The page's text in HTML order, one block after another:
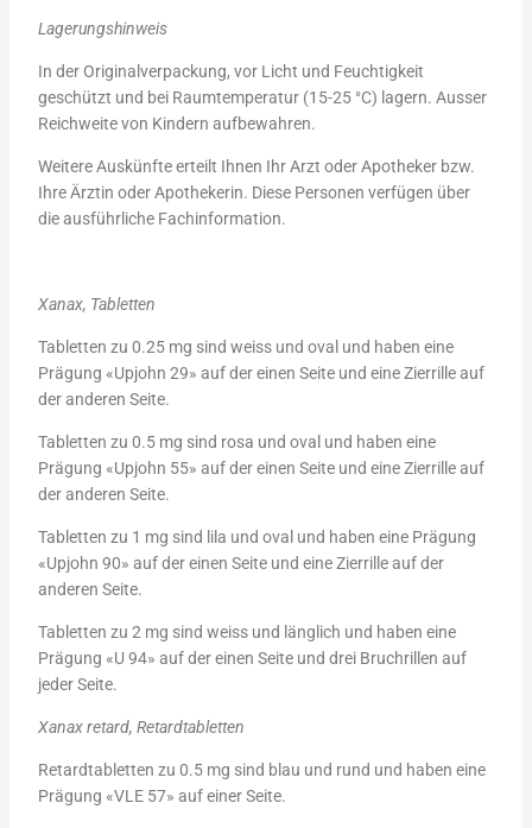
Lagerungshinweis
In der Originalverpackung, vor Licht und Feuchtigkeit
geschützt und bei Raumtemperatur (15-25 °C) lagern. Ausser
Reichweite von Kindern aufbewahren.
Weitere Auskünfte erteilt Ihnen Ihr Arzt oder Apotheker bzw.
Ihre Ärztin oder Apothekerin. Diese Personen verfügen über
die ausführliche Fachinformation.
Xanax, Tabletten
Tabletten zu 0.25 mg sind weiss und oval und haben eine
Prägung «Upjohn 29» auf der einen Seite und eine Zierrille auf
der anderen Seite.
Tabletten zu 0.5 mg sind rosa und oval und haben eine
Prägung «Upjohn 55» auf der einen Seite und eine Zierrille auf
der anderen Seite.
Tabletten zu 1 mg sind lila und oval und haben eine Prägung
«Upjohn 90» auf der einen Seite und eine Zierrille auf der
anderen Seite.
Tabletten zu 2 mg sind weiss und länglich und haben eine
Prägung «U 94» auf der einen Seite und drei Bruchrillen auf
jeder Seite.
Xanax retard, Retardtabletten
Retardtabletten zu 0.5 mg sind blau und rund und haben eine
Prägung «VLE 57» auf einer Seite.